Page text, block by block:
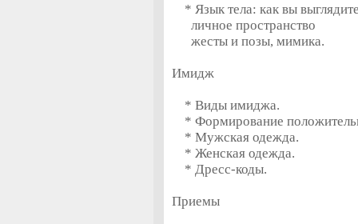
* Язык тела: как вы
личное пространство
жесты и позы, мимика.
Имидж
* Виды имиджа.
* Формирование
* Мужская одежда.
* Женская одежда.
* Дресс-коды.
Приемы